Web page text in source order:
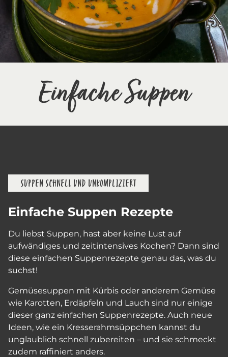
Einfache Suppen
SUPPEN SCHNELL UND UNKOMPLIZIERT
Einfache Suppen Rezepte
Du liebst Suppen, hast aber keine Lust auf
aufwändiges und zeitintensives Kochen? Dann sind
diese einfachen Suppenrezepte genau das, was du
suchst!
Gemüsesuppen mit Kürbis oder anderem Gemüse
wie Karotten, Erdäpfeln und Lauch sind nur einige
dieser ganz einfachen Suppenrezepte. Auch neue
Ideen, wie ein Kresserahmsüppchen kannst du
unglaublich schnell zubereiten – und sie schmeckt
zudem raffiniert anders.